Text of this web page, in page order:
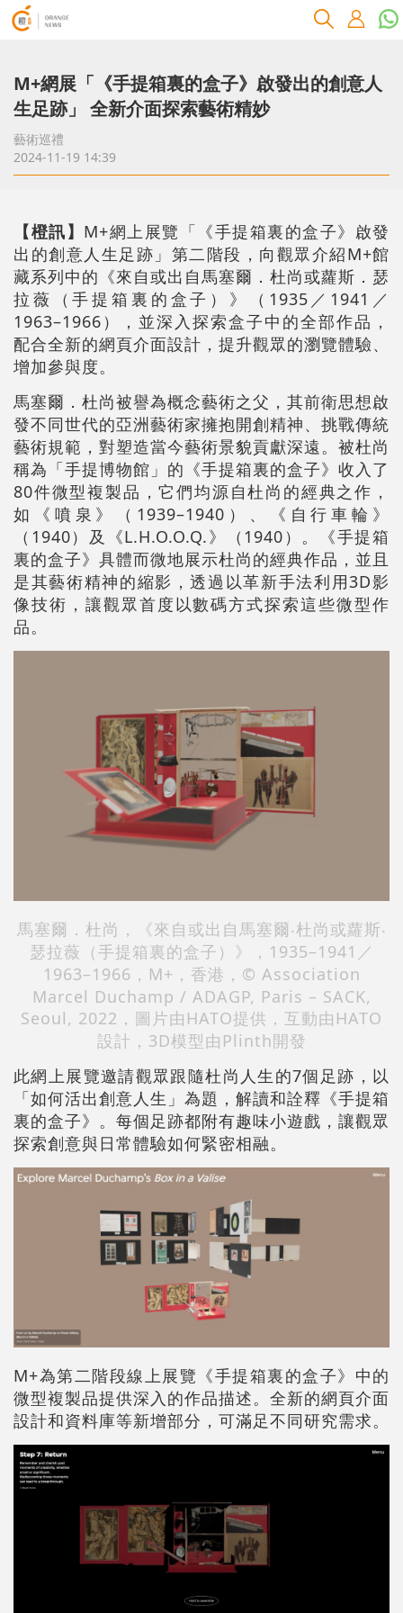
M+網展「《手提箱裏的盒子》啟發出的創意人
生足跡」 全新介面探索藝術精妙
藝術巡禮
2024-11-19 14:39
【橙訊】 M+網上展覽「《手提箱裏的盒子》啟發
出的創意人生足跡」第二階段，向觀眾介紹M+館
藏系列中的《來自或出自馬塞爾．杜尚或蘿斯．瑟
拉薇（手提箱裏的盒子）》（1935／1941／
1963–1966），並深入探索盒子中的全部作品，
配合全新的網頁介面設計，提升觀眾的瀏覽體驗、
增加參與度。
馬塞爾．杜尚被譽為概念藝術之父，其前衛思想啟
發不同世代的亞洲藝術家擁抱開創精神、挑戰傳統
藝術規範，對塑造當今藝術景貌貢獻深遠。被杜尚
稱為「手提博物館」的《手提箱裏的盒子》收入了
80件微型複製品，它們均源自杜尚的經典之作，
如《噴泉》（1939–1940）、《自行車輪》
（1940）及《L.H.O.O.Q.》（1940）。《手提箱
裏的盒子》具體而微地展示杜尚的經典作品，並且
是其藝術精神的縮影，透過以革新手法利用3D影
像技術，讓觀眾首度以數碼方式探索這些微型作
品。
馬塞爾．杜尚，《來自或出自馬塞爾‧杜尚或蘿斯‧
瑟拉薇（手提箱裏的盒子）》，1935–1941／
1963–1966，M+，香港，© Association
Marcel Duchamp / ADAGP, Paris – SACK,
Seoul, 2022，圖片由HATO提供，互動由HATO
設計，3D模型由Plinth開發
此網上展覽邀請觀眾跟隨杜尚人生的7個足跡，以
「如何活出創意人生」為題，解讀和詮釋《手提箱
裏的盒子》。每個足跡都附有趣味小遊戲，讓觀眾
探索創意與日常體驗如何緊密相融。
M+為第二階段線上展覽《手提箱裏的盒子》中的
微型複製品提供深入的作品描述。全新的網頁介面
設計和資料庫等新增部分，可滿足不同研究需求。